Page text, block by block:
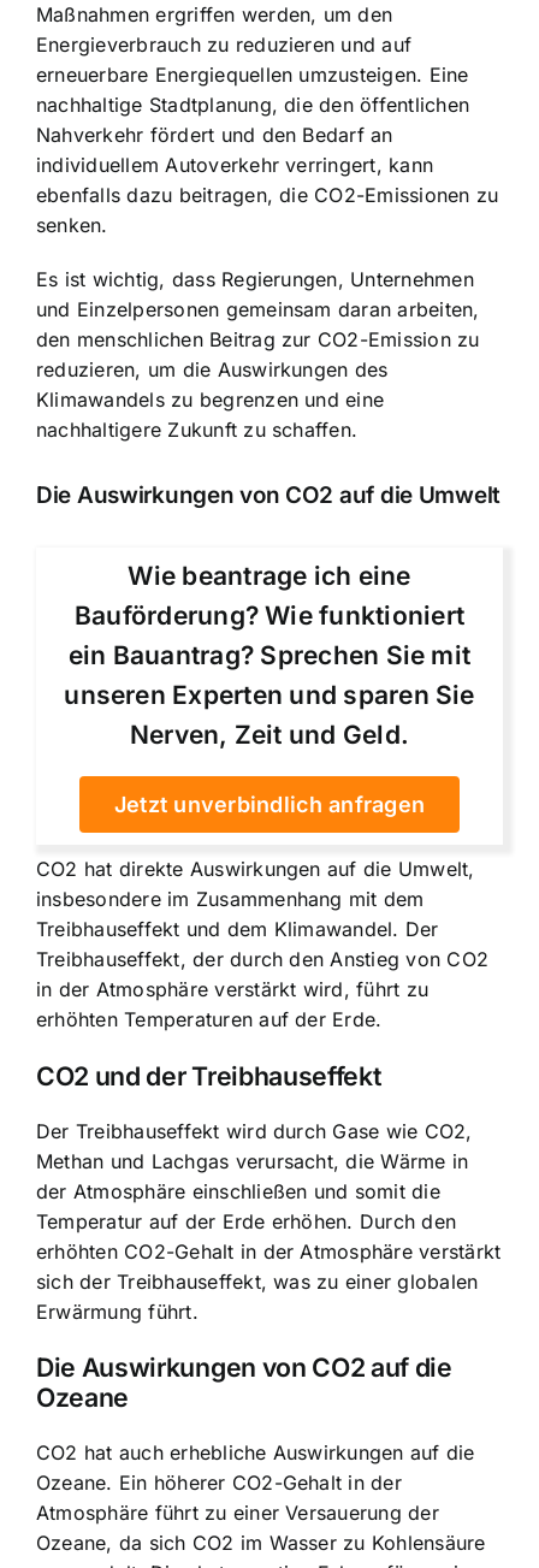
Maßnahmen ergriffen werden, um den
Energieverbrauch zu reduzieren und auf
erneuerbare Energiequellen umzusteigen. Eine
nachhaltige Stadtplanung, die den öffentlichen
Nahverkehr fördert und den Bedarf an
individuellem Autoverkehr verringert, kann
ebenfalls dazu beitragen, die CO2-Emissionen zu
senken.
Es ist wichtig, dass Regierungen, Unternehmen
und Einzelpersonen gemeinsam daran arbeiten,
den menschlichen Beitrag zur CO2-Emission zu
reduzieren, um die Auswirkungen des
Klimawandels zu begrenzen und eine
nachhaltigere Zukunft zu schaffen.
Die Auswirkungen von CO2 auf die Umwelt
Wie beantrage ich eine
Bauförderung? Wie funktioniert
ein Bauantrag? Sprechen Sie mit
unseren Experten und sparen Sie
Nerven, Zeit und Geld.
Jetzt unverbindlich anfragen
CO2 hat direkte Auswirkungen auf die Umwelt,
insbesondere im Zusammenhang mit dem
Treibhauseffekt und dem Klimawandel. Der
Treibhauseffekt, der durch den Anstieg von CO2
in der Atmosphäre verstärkt wird, führt zu
erhöhten Temperaturen auf der Erde.
CO2 und der Treibhauseffekt
Der Treibhauseffekt wird durch Gase wie CO2,
Methan und Lachgas verursacht, die Wärme in
der Atmosphäre einschließen und somit die
Temperatur auf der Erde erhöhen. Durch den
erhöhten CO2-Gehalt in der Atmosphäre verstärkt
sich der Treibhauseffekt, was zu einer globalen
Erwärmung führt.
Die Auswirkungen von CO2 auf die
Ozeane
CO2 hat auch erhebliche Auswirkungen auf die
Ozeane. Ein höherer CO2-Gehalt in der
Atmosphäre führt zu einer Versauerung der
Ozeane, da sich CO2 im Wasser zu Kohlensäure